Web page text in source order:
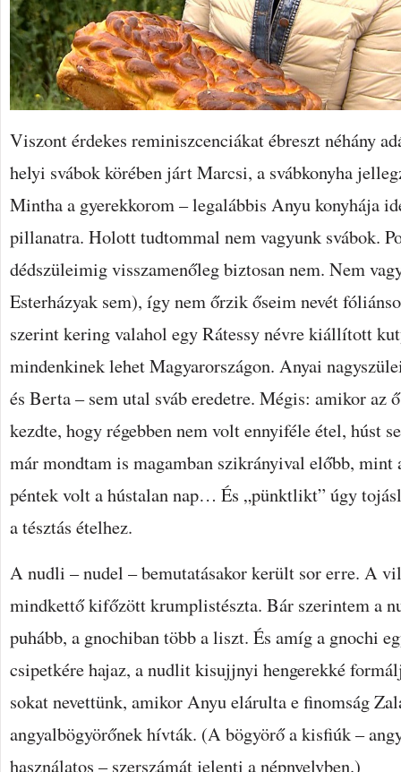
Viszont érdekes reminiszcenciákat ébreszt néhány
helyi svábok körében járt Marcsi, a svábkonyha
Mintha a gyerekkorom – legalábbis Anyu konyhája
pillanatra. Holott tudtommal nem vagyunk svábok.
dédszüleimig visszamenőleg biztosan nem. Nem
Esterházyak sem), így nem őrzik őseim nevét
szerint kering valahol egy Rátessy névre kiállított
mindenkinek lehet Magyarországon. Anyai
és Berta – sem utal sváb eredetre. Mégis: amikor az
kezdte, hogy régebben nem volt ennyiféle étel, húst
már mondtam is magamban szikrányival előbb, mint
péntek volt a hústalan nap… És „pünktlikt” úgy
a tésztás ételhez.
A nudli – nudel – bemutatásakor került sor erre. A
mindkettő kifőzött krumplistészta. Bár szerintem a
puhább, a gnochiban több a liszt. És amíg a gnochi
csipetkére hajaz, a nudlit kisujjnyi hengerekké
sokat nevettünk, amikor Anyu elárulta e finomság
angyalbögyörőnek hívták. (A bögyörő a kisfiúk –
használatos – szerszámát jelenti a népnyelvben.)